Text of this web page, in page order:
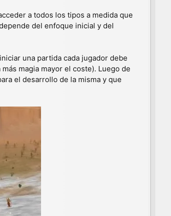
a todos los tipos a medida que
del enfoque inicial y del
una partida cada jugador debe
magia mayor el coste). Luego de
el desarrollo de la misma y que